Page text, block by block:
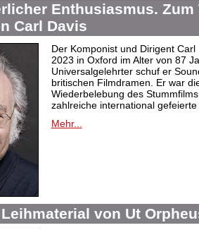
Enthusiasmus. Zum
Carl Davis
Der Komponist und Dirigent
2023 in Oxford im Alter von 87
Universalgelehrter schuf er
britischen Filmdramen. Er war
Wiederbelebung des
zahlreiche international
Mehr...
von Ut